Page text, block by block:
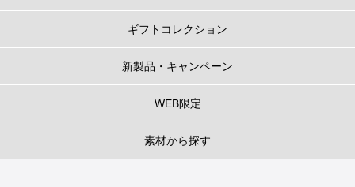
ギフトコレクション
新製品・キャンペーン
WEB限定
素材から探す